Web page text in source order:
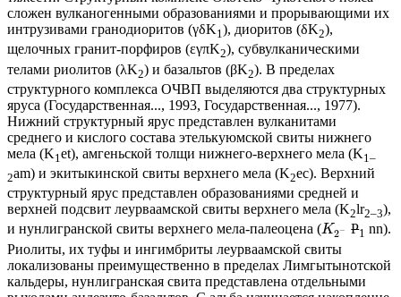
сложен вулканогенными образованиями и прорывающими их
интрузивами гранодиоритов (γδK1), диоритов (δK2),
щелочных гранит-порфиров (εγπK2), субвулканическими
телами риолитов (λK2) и базальтов (βK2). В пределах
структурного комплекса ОЧВП выделяются два структурных
яруса (Государственная..., 1993, Государственная..., 1977).
Нижний структурный ярус представлен вулканитами
среднего и кислого состава этелькуюмской свиты нижнего
мела (K1 et), амгеньской толщи нижнего-верхнего мела (K1–
2am) и экитыкинской свиты верхнего мела (K2ec). Верхний
структурный ярус представлен образованиями средней и
верхней подсвит леурваамской свиты верхнего мела (K2lr2–3),
и нунлигранской свиты верхнего мела-палеоцена (K2− P1 nn).
Риолиты, их туфы и ингимбриты леурваамской свиты
локализованы преимущественно в пределах Лимгытынотской
кальдеры, нунлигранская свита представлена отдельными